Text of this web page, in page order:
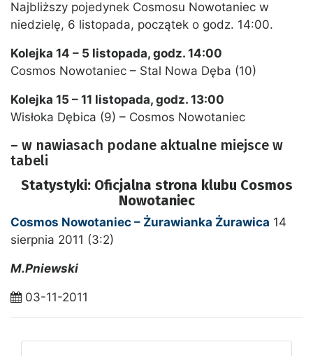
Najbliższy pojedynek Cosmosu Nowotaniec w
niedzielę, 6 listopada, początek o godz. 14:00.
Kolejka 14 – 5 listopada, godz. 14:00
Cosmos Nowotaniec – Stal Nowa Dęba (10)
Kolejka 15 – 11 listopada, godz. 13:00
Wisłoka Dębica (9) – Cosmos Nowotaniec
– w nawiasach podane aktualne miejsce w
tabeli
Statystyki: Oficjalna strona klubu Cosmos
Nowotaniec
Cosmos Nowotaniec – Żurawianka Żurawica 14
sierpnia 2011 (3:2)
M.Pniewski
03-11-2011